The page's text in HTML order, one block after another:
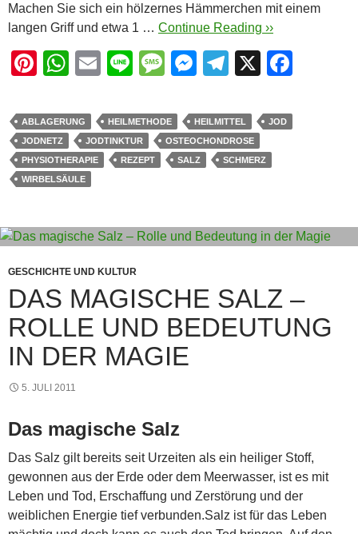
Machen Sie sich ein hölzernes Hämmerchen mit einem
langen Griff und etwa 1 … Continue Reading ››
Pi
er
e
st
W
at
s
A
p
E
ail
Li
e
M
ss
a
g
M
ss
e
n
T
e
gr
a
X
k
ABLAGERUNG HEILMETHODE HEILMITTEL
JOD
JODNETZ
JODTINKTUR
OSTEOCHONDROSE
PHYSIOTHERAPIE
REZEPT SALZ
SCHMERZ
WIRBELSÄULE
GESCHICHTE UND KULTUR
DAS MAGISCHE SALZ –
ROLLE UND BEDEUTUNG
IN DER MAGIE
5. JULI 2011
Das magische Salz
Das Salz gilt bereits seit Urzeiten als ein heiliger Stoff,
gewonnen aus der Erde oder dem Meerwasser, ist es mit
Leben und Tod, Erschaffung und Zerstörung und der
weiblichen Energie tief verbunden.Salz ist für das Leben